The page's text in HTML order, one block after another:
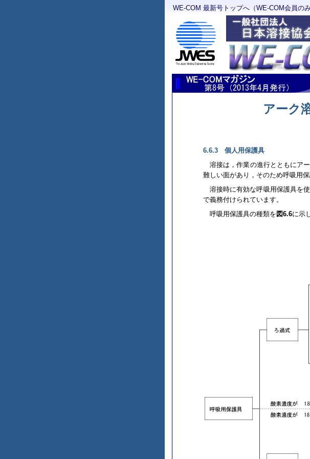
WE-COM 最新号トップへ（WE-COM会員のみ
アーク
6.6.3 個人用保護具
溶接は，作業の進行とともにア
難しい面があり，そのため呼吸用
溶接時に有効な呼吸用保護具を
で義務付けられています。
呼吸用保護具の種類を 図6.6に示